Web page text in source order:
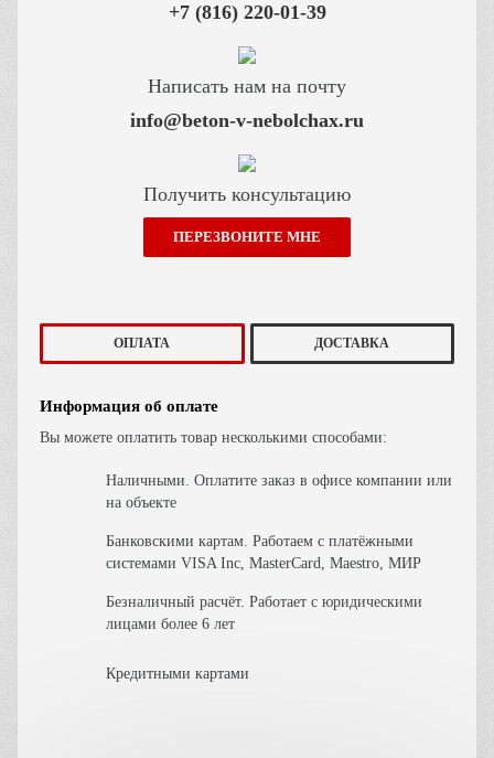
Написать нам на почту
info@beton-v-nebolchax.ru
Получить консультацию
ПЕРЕЗВОНИТЕ МНЕ
ОПЛАТА ДОСТАВКА
Информация об оплате
Вы можете оплатить товар несколькими способами:
Наличными. Оплатите заказ в офисе компании или
на объекте
Банковскими картам. Работаем с платёжными
системами VISA Inc, MasterCard, Maestro, МИР
Безналичный расчёт. Работает с юридическими
лицами более 6 лет
Кредитными картами